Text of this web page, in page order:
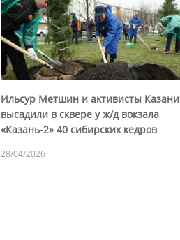
Ильсур Метшин и активисты Казани
высадили в сквере у ж/д вокзала
«Казань-2» 40 сибирских кедров
28/04/2026